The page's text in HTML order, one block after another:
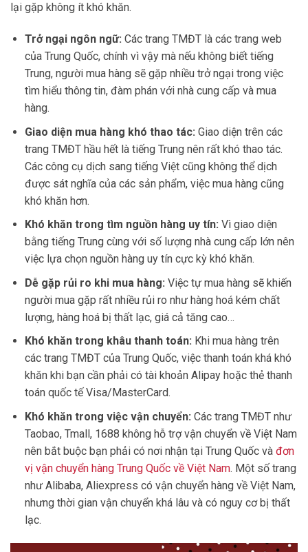
lại gặp không ít khó khăn.
Trở ngại ngôn ngữ: Các trang TMĐT là các trang web
của Trung Quốc, chính vì vậy mà nếu không biết tiếng
Trung, người mua hàng sẽ gặp nhiều trở ngại trong việc
tìm hiểu thông tin, đàm phán với nhà cung cấp và mua
hàng.
Giao diện mua hàng khó thao tác: Giao diện trên các
trang TMĐT hầu hết là tiếng Trung nên rất khó thao tác.
Các công cụ dịch sang tiếng Việt cũng không thể dịch
được sát nghĩa của các sản phẩm, việc mua hàng cũng
khó khăn hơn.
Khó khăn trong tìm nguồn hàng uy tín: Vì giao diện
bằng tiếng Trung cùng với số lượng nhà cung cấp lớn nên
việc lựa chọn nguồn hàng uy tín cực kỳ khó khăn.
Dễ gặp rủi ro khi mua hàng: Việc tự mua hàng sẽ khiến
người mua gặp rất nhiều rủi ro như hàng hoá kém chất
lượng, hàng hoá bị thất lạc, giá cả tăng cao…
Khó khăn trong khâu thanh toán: Khi mua hàng trên
các trang TMĐT của Trung Quốc, việc thanh toán khá khó
khăn khi bạn cần phải có tài khoản Alipay hoặc thẻ thanh
toán quốc tế Visa/MasterCard.
Khó khăn trong việc vận chuyển: Các trang TMĐT như
Taobao, Tmall, 1688 không hỗ trợ vận chuyển về Việt Nam
nên bắt buộc bạn phải có nơi nhận tại Trung Quốc và đơn
vị vận chuyển hàng Trung Quốc về Việt Nam. Một số trang
như Alibaba, Aliexpress có vận chuyển hàng về Việt Nam,
nhưng thời gian vận chuyển khá lâu và có nguy cơ bị thất
lạc.